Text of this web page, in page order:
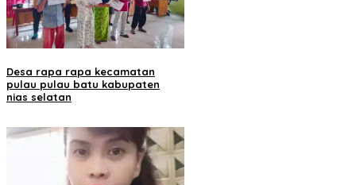
Desa rapa rapa kecamatan
pulau pulau batu kabupaten
nias selatan